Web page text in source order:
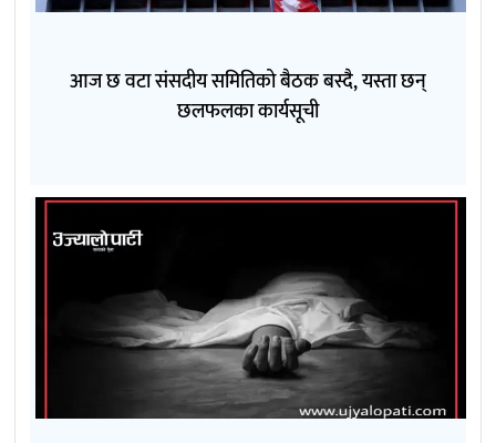
आज छ वटा संसदीय समितिको बैठक बस्दै, यस्ता छन्
छलफलका कार्यसूची